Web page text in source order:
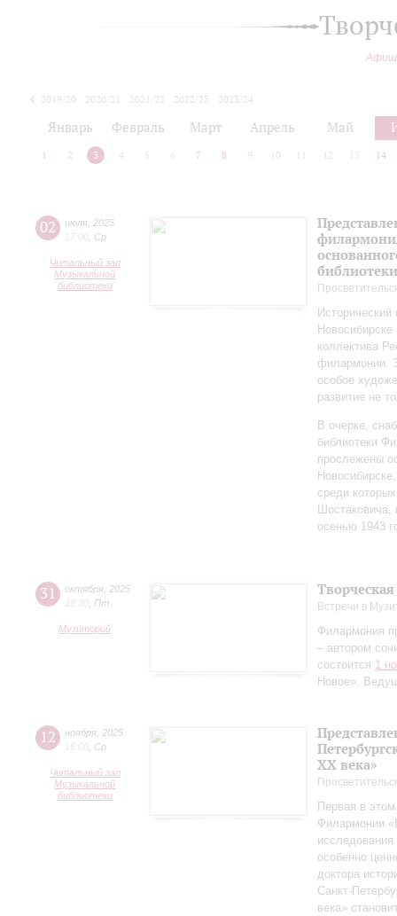
2019/20 2020/21 2021/22 2022/23
2023/24
Январь Февраль Март Апрель Май
1 2 3 4 5 6 7 8 9 10 12 13 14
02 июля 2025
17:00 Ср
Читальный зал
Музыкальной
библиотеки
коллектива
филармонии.
особое
развитие не
В очерке,
библиотеки
прослежены
среди
Шостаковича,
осенью 1943
31 октября 2025
18:30
Пт
Музиторий
Встречи в
Филармония
– автором
состоится 1
Новое».
12 ноября 2025
Ср
Читальный зал
Музыкальной
библиотеки
ХХ века»
Первая в
Филармонии
особенно
доктора
века»